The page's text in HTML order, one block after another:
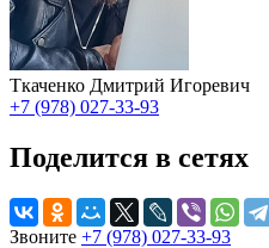
Ткаченко Дмитрий Игоревич
+7 (978) 027-33-93
Поделится в сетях
Звоните +7 (978) 027-33-93